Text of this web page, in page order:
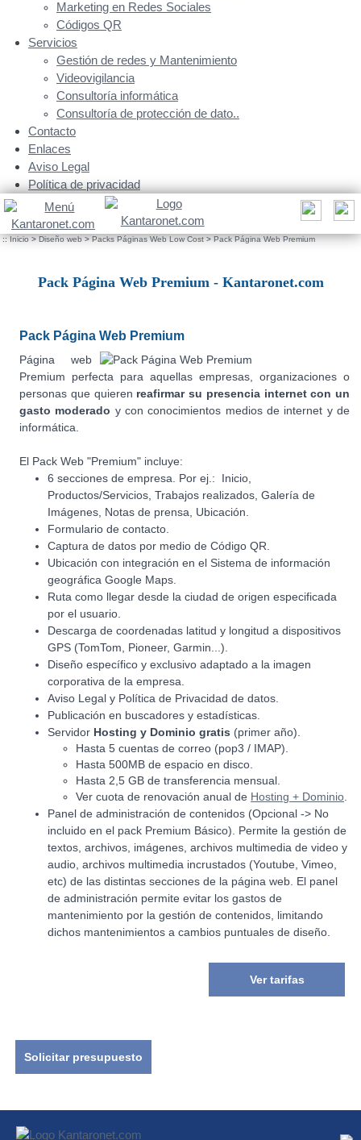
Marketing en Redes Sociales
Códigos QR
Servicios
Gestión de redes y Mantenimiento
Videovigilancia
Consultoría informática
Consultoría de protección de dato..
Contacto
Enlaces
Aviso Legal
Política de privacidad
:: Inicio>Diseño web>Packs Páginas Web Low Cost>Pack Página Web Premium
Pack Página Web Premium - Kantaronet.com
Pack Página Web Premium
Página web
Premium perfecta para aquellas empresas, organizaciones o
personas que quieren reafirmar su presencia internet con un
gasto moderado y con conocimientos medios de internet y de
informática.
El Pack Web "Premium" incluye:
6 secciones de empresa. Por ej.: Inicio,
Productos/Servicios, Trabajos realizados, Galería de
Imágenes, Notas de prensa, Ubicación.
Formulario de contacto.
Captura de datos por medio de Código QR.
Ubicación con integración en el Sistema de información
geográfica Google Maps.
Ruta como llegar desde la ciudad de origen especificada
por el usuario.
Descarga de coordenadas latitud y longitud a dispositivos
GPS (TomTom, Pioneer, Garmin...).
Diseño específico y exclusivo adaptado a la imagen
corporativa de la empresa.
Aviso Legal y Política de Privacidad de datos.
Publicación en buscadores y estadísticas.
Servidor Hosting y Dominio gratis (primer año).
Hasta 5 cuentas de correo (pop3 / IMAP).
Hasta 500MB de espacio en disco.
Hasta 2,5 GB de transferencia mensual.
Ver cuota de renovación anual de Hosting + Dominio.
Panel de administración de contenidos (Opcional -> No
incluido en el pack Premium Básico). Permite la gestión de
textos, archivos, imágenes, archivos multimedia de video y
audio, archivos multimedia incrustados (Youtube, Vimeo,
etc) de las distintas secciones de la página web. El panel
de administración permite evitar los gastos de
mantenimiento por la gestión de contenidos, limitando
dichos mantenimientos a cambios puntuales de diseño.
Ver tarifas
Solicitar presupuesto